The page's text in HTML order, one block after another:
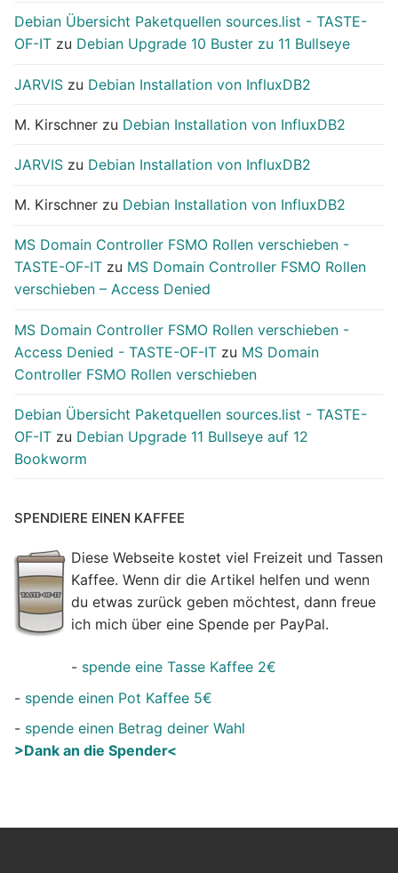
Debian Übersicht Paketquellen sources.list - TASTE-
OF-IT zu Debian Upgrade 10 Buster zu 11 Bullseye
JARVIS zu Debian Installation von InfluxDB2
M. Kirschner zu Debian Installation von InfluxDB2
JARVIS zu Debian Installation von InfluxDB2
M. Kirschner zu Debian Installation von InfluxDB2
MS Domain Controller FSMO Rollen verschieben -
TASTE-OF-IT zu MS Domain Controller FSMO Rollen
verschieben – Access Denied
MS Domain Controller FSMO Rollen verschieben -
Access Denied - TASTE-OF-IT zu MS Domain
Controller FSMO Rollen verschieben
Debian Übersicht Paketquellen sources.list - TASTE-
OF-IT zu Debian Upgrade 11 Bullseye auf 12
Bookworm
SPENDIERE EINEN KAFFEE
Diese Webseite kostet viel Freizeit und Tassen
Kaffee. Wenn dir die Artikel helfen und wenn
du etwas zurück geben möchtest, dann freue
ich mich über eine Spende per PayPal.
- spende eine Tasse Kaffee 2€
- spende einen Pot Kaffee 5€
- spende einen Betrag deiner Wahl
>Dank an die Spender<